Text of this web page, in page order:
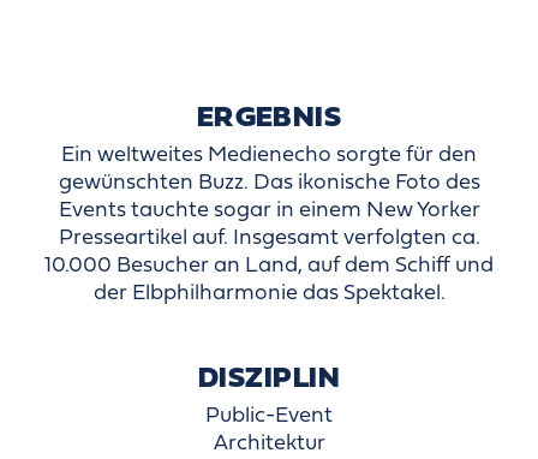
ERGEBNIS
Ein weltweites Medienecho sorgte für den
gewünschten Buzz. Das ikonische Foto des
Events tauchte sogar in einem New Yorker
Presseartikel auf. Insgesamt verfolgten ca.
10.000 Besucher an Land, auf dem Schiff und
der Elbphilharmonie das Spektakel.
DISZIPLIN
Public-Event
Architektur